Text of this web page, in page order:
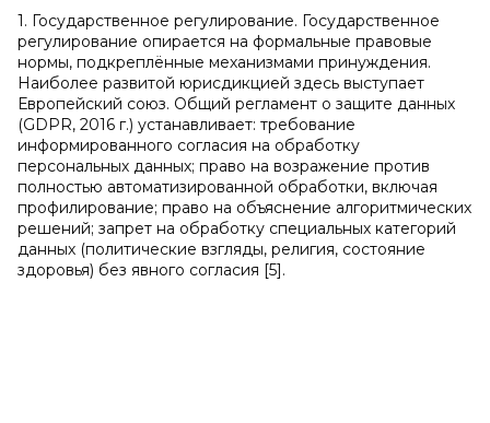
1. Государственное регулирование. Государственное
регулирование опирается на формальные правовые
нормы, подкреплённые механизмами принуждения.
Наиболее развитой юрисдикцией здесь выступает
Европейский союз. Общий регламент о защите данных
(GDPR, 2016 г.) устанавливает: требование
информированного согласия на обработку
персональных данных; право на возражение против
полностью автоматизированной обработки, включая
профилирование; право на объяснение алгоритмических
решений; запрет на обработку специальных категорий
данных (политические взгляды, религия, состояние
здоровья) без явного согласия [5].